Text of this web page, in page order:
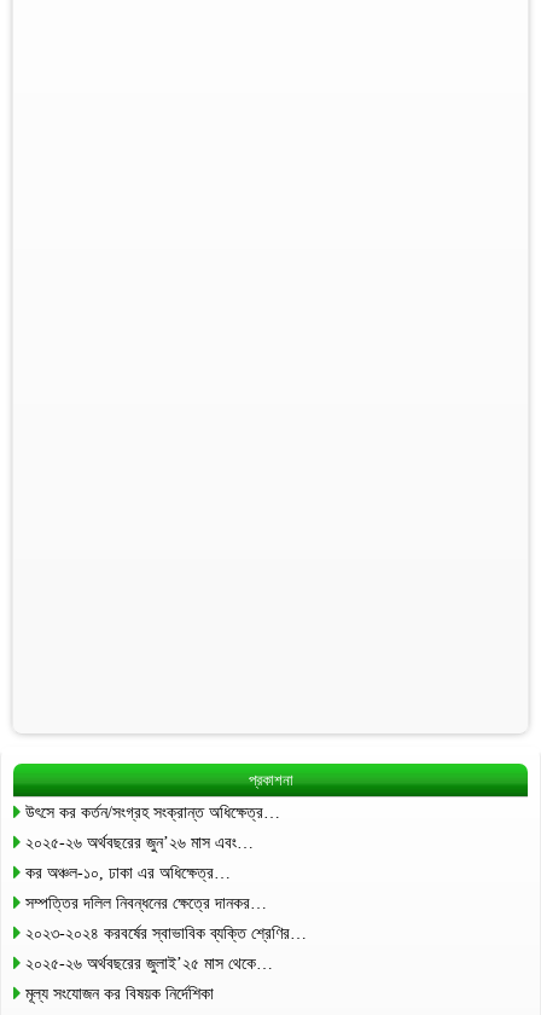
প্রকাশনা
উৎসে কর কর্তন/সংগ্রহ সংক্রান্ত অধিক্ষেত্র…
২০২৫-২৬ অর্থবছরের জুন’২৬ মাস এবং…
কর অঞ্চল-১০, ঢাকা এর অধিক্ষেত্র…
সম্পত্তির দলিল নিবন্ধনের ক্ষেত্রে দানকর…
২০২৩-২০২৪ করবর্ষের স্বাভাবিক ব্যক্তি শ্রেণির…
২০২৫-২৬ অর্থবছরের জুলাই’২৫ মাস থেকে…
মূল্য সংযোজন কর বিষয়ক নির্দেশিকা